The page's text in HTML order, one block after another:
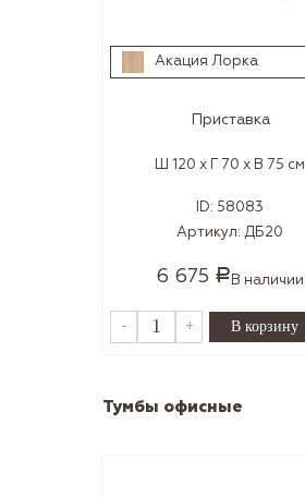
Акация Лорка
Приставка
Ш 120 x Г 70 x В 75 см
ID: 58083
Артикул: ДБ20
6 675 РВ наличии
- +
Тумбы офисные